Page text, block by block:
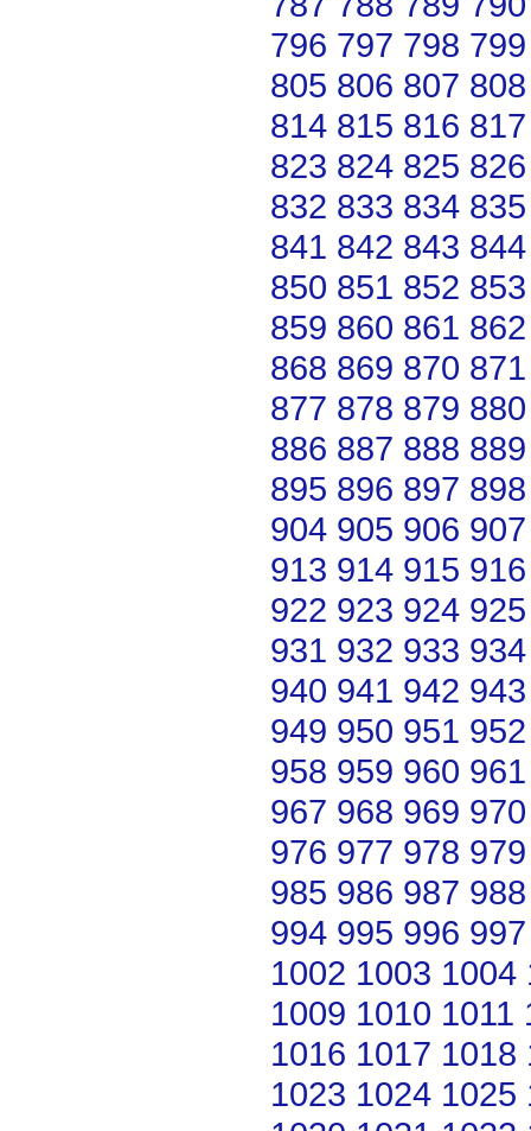
796 797 798 799
805 806 807 808
814 815 816 817
823 824 825 826
832 833 834 835
841 842 843 844
850 851 852 853
859 860 861 862
868 869 870 871
877 878 879 880
886 887 888 889
895 896 897 898
904 905 906 907
913 914 915 916
922 923 924 925
931 932 933 934
940 941 942 943
949 950 951 952
958 959 960 961
967 968 969 970
976 977 978 979
985 986 987 988
994 995 996 997
1002 1003 1004
1009 1010 1011
1016 1017 1018
1023 1024 1025